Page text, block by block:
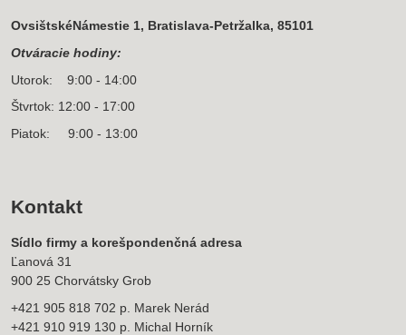
OvsištskéNámestie 1, Bratislava-Petržalka, 85101
Otváracie hodiny:
Utorok: 9:00 - 14:00
Štvrtok: 12:00 - 17:00
Piatok: 9:00 - 13:00
Kontakt
Sídlo firmy a korešpondenčná adresa
Ľanová 31
900 25 Chorvátsky Grob
+421 905 818 702 p. Marek Nerád
+421 910 919 130 p. Michal Horník